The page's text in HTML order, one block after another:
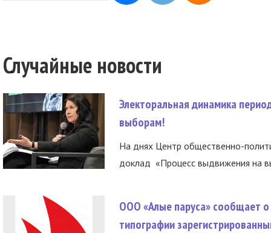
Случайные новости
Электоральная динамика
выборам!
На днях Центр общественно-
доклад «Процесс выдвижения на
ООО «Алые паруса» сообщает о
типографии